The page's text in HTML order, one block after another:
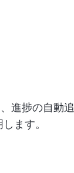
進捗の自動追
ます。